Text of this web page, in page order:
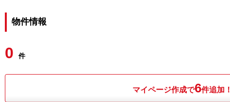
物件情報
0 件
マイページ作成で6件追加！